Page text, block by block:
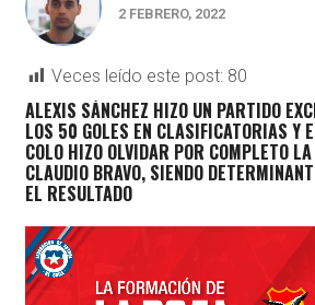
2 FEBRERO, 2022
Veces leído este post: 80
ALEXIS SÁNCHEZ HIZO UN PARTIDO
LOS 50 GOLES EN CLASIFICATORIAS Y
COLO HIZO OLVIDAR POR COMPLETO
CLAUDIO BRAVO, SIENDO
EL RESULTADO